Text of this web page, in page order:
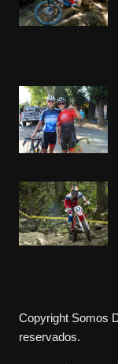
Copyright Somos
reservados.